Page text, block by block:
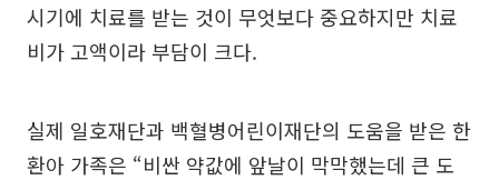
시기에 치료를 받는 것이 무엇보다 중요하지만 치료
비가 고액이라 부담이 크다.
실제 일호재단과 백혈병어린이재단의 도움을 받은 한
환아 가족은 “비싼 약값에 앞날이 막막했는데 큰 도